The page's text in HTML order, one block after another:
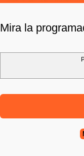
Mira la